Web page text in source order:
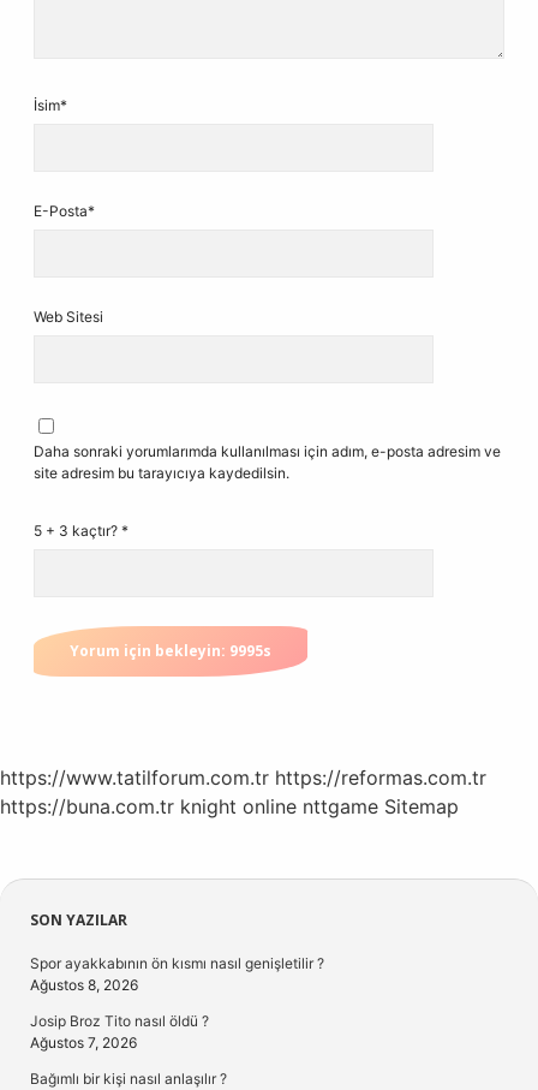
İsim*
E-Posta*
Web Sitesi
Daha sonraki yorumlarımda kullanılması için adım, e-posta adresim ve
site adresim bu tarayıcıya kaydedilsin.
5 + 3 kaçtır? *
https://www.tatilforum.com.tr https://reformas.com.tr
https://buna.com.tr knight online nttgame Sitemap
Sidebar
SON YAZILAR
Spor ayakkabının ön kısmı nasıl genişletilir ?
Ağustos 8, 2026
Josip Broz Tito nasıl öldü ?
Ağustos 7, 2026
Bağımlı bir kişi nasıl anlaşılır ?